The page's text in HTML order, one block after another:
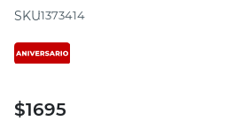
:1373414
$1695